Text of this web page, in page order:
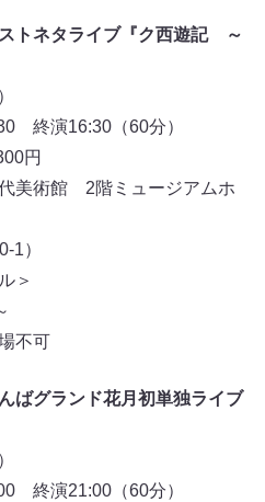
トネタライブ『ク西遊記 ～
終演16:30（60分）
円
美術館 2階ミュージアムホ
1）
＞
不可
ばグランド花月初単独ライブ
終演21:00（60分）